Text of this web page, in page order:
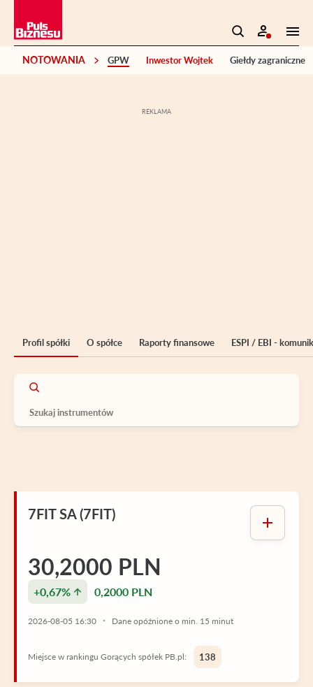
NOTOWANIA GPW Inwestor Wojtek Giełdy zagraniczne
Profil spółki O spółce Raporty finansowe ESPI / EBI -
7FIT SA (7FIT)
30,2000 PLN
+0,67% 0,2000 PLN
2026-08-05 16:30 Dane opóźnione o min. 15 minut
Miejsce w rankingu Gorących spółek PB.pl: 138